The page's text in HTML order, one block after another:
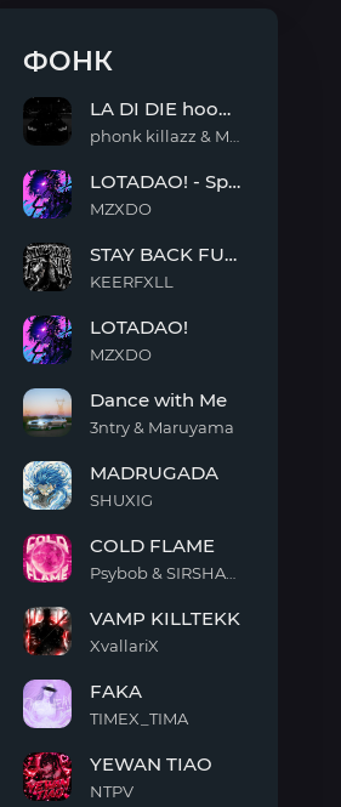
ФОНК
DI
DIE
LA DI DIE hoodtrap
-
Sped
LOTADAO! - Sped Up
MZXDO
BACK
FUNK
STAY BACK FUNK
KEERFXLL
LOTADAO!
MZXDO
with
Me
Dance with Me
3ntry & Maruyama
MADRUGADA
SHUXIG
FLAME
COLD FLAME
KILLTEKK
VAMP KILLTEKK
XvallariX
FAKA
TIMEX_TIMA
YEWAN TIAO
NTPV